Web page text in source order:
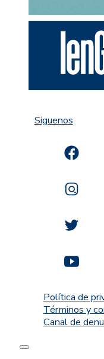
Siguenos
Política de
Términos y
Canal de